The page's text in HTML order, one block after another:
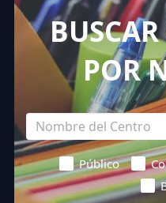
POR
Público